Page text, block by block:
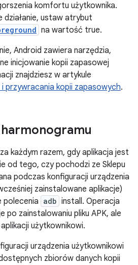
komfortu użytkownika.
działanie, ustaw atrybut
na wartość true.
Android zawiera narzędzia,
inicjowanie kopii zapasowej
znajdziesz w artykule
przywracania kopii zapasowych.
każdym razem, gdy aplikacja jest
od tego, czy pochodzi ze Sklepu
podczas konfiguracji urządzenia
zainstalowane aplikacje)
polecenia adb install. Operacja
po zainstalowaniu pliku APK, ale
użytkownikowi.
urządzenia użytkownikowi
zbiorów danych kopii